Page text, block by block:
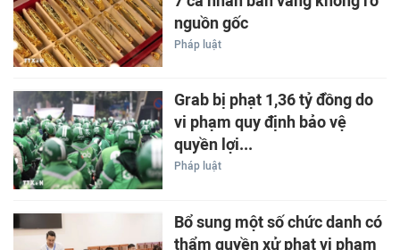
nguồn gốc
Pháp luật
Grab bị phạt 1,36 tỷ đồng do
vi phạm quy định bảo vệ
quyền lợi...
Pháp luật
Bổ sung một số chức danh có
thẩm quyền xử phạt vi phạm